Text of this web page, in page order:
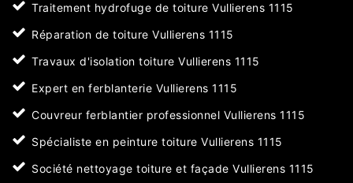
Traitement hydrofuge de toiture Vullierens 1115
Réparation de toiture Vullierens 1115
Travaux d'isolation toiture Vullierens 1115
Expert en ferblanterie Vullierens 1115
Couvreur ferblantier professionnel Vullierens 1115
Spécialiste en peinture toiture Vullierens 1115
Société nettoyage toiture et façade Vullierens 1115